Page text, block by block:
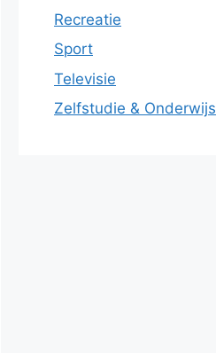
Recreatie
Sport
Televisie
Zelfstudie & Onderwijs